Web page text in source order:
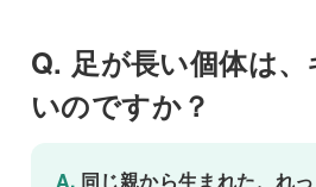
Q. 足が長い個体は
いのですか？
A. 同じ親から生まれた、れ